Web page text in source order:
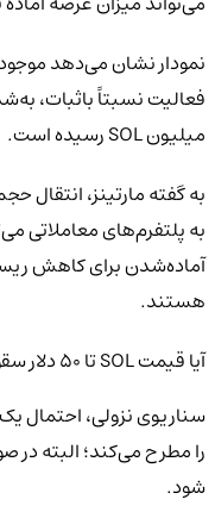
نمودار نشان می‌دهد
میلیون SOL رسیده است.
به گفته مارتینز، انتقال
به پلتفرم‌های معاملاتی
آماده‌شدن برای کاهش
هستند.
آیا قیمت SOL تا ۵۰ دلار سقوط می‌کند؟
را مطرح می‌کند؛ البته در
شود.